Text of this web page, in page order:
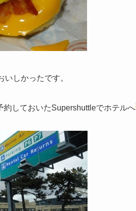
しかったです。
約しておいたSupershuttleでホテルへ